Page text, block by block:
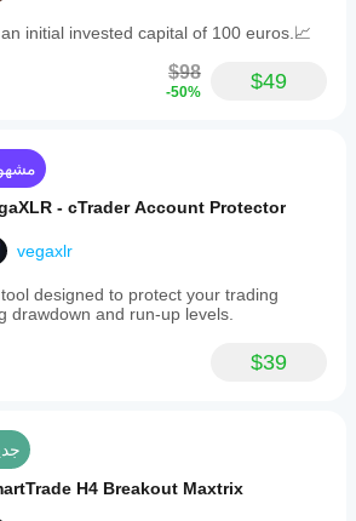
initial invested capital of 100 euros.📈
$98
-50% $49
- cTrader Account Protector
vegaxlr
designed to protect your trading
drawdown and run-up levels.
$39
H4 Breakout Maxtrix